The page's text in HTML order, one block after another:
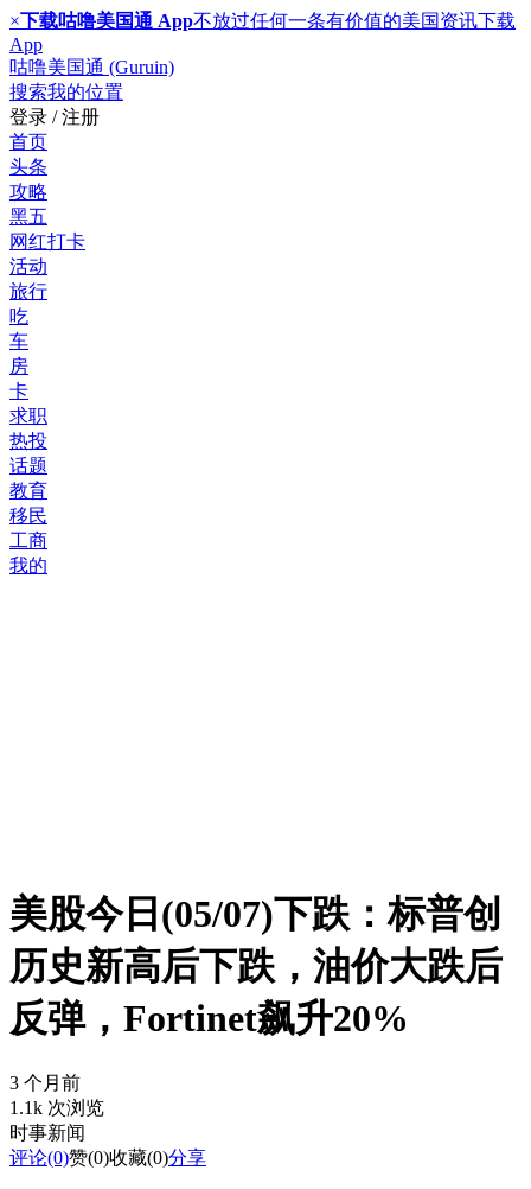
×下载咕噜美国通 App不放过任何一条有价值的美国资讯下载
App
咕噜美国通 (Guruin)
搜索我的位置
登录 / 注册
首页
头条
攻略
黑五
网红打卡
活动
旅行
吃
车
房
卡
求职
热投
话题
教育
移民
工商
我的
美股今日(05/07)下跌：标普创
历史新高后下跌，油价大跌后
反弹，Fortinet飙升20%
3 个月前
1.1k 次浏览
时事新闻
评论(0)赞(0)收藏(0)分享